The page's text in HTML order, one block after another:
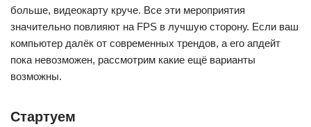
больше, видеокарту круче. Все эти мероприятия
значительно повлияют на FPS в лучшую сторону. Если ваш
компьютер далёк от современных трендов, а его апдейт
пока невозможен, рассмотрим какие ещё варианты
возможны.
Стартуем